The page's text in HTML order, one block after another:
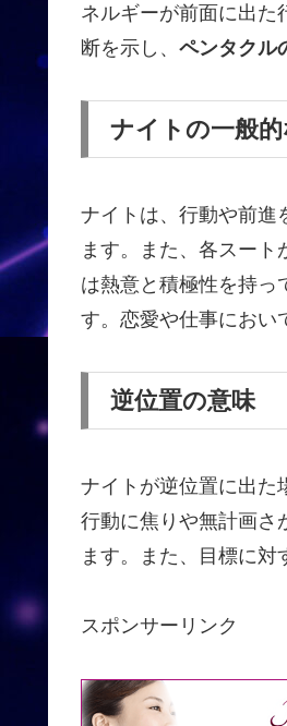
ネルギーが前面に出た
断を示し、 ペンタクル
ナイトの一般
ナイトは、行動や前進
ます。また、各スート
は熱意と積極性を持っ
す。恋愛や仕事におい
逆位置の意味
ナイトが逆位置に出た
行動に焦りや無計画さ
ます。また、目標に対
スポンサーリンク